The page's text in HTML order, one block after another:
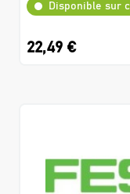
Disponible sur
22,49 €